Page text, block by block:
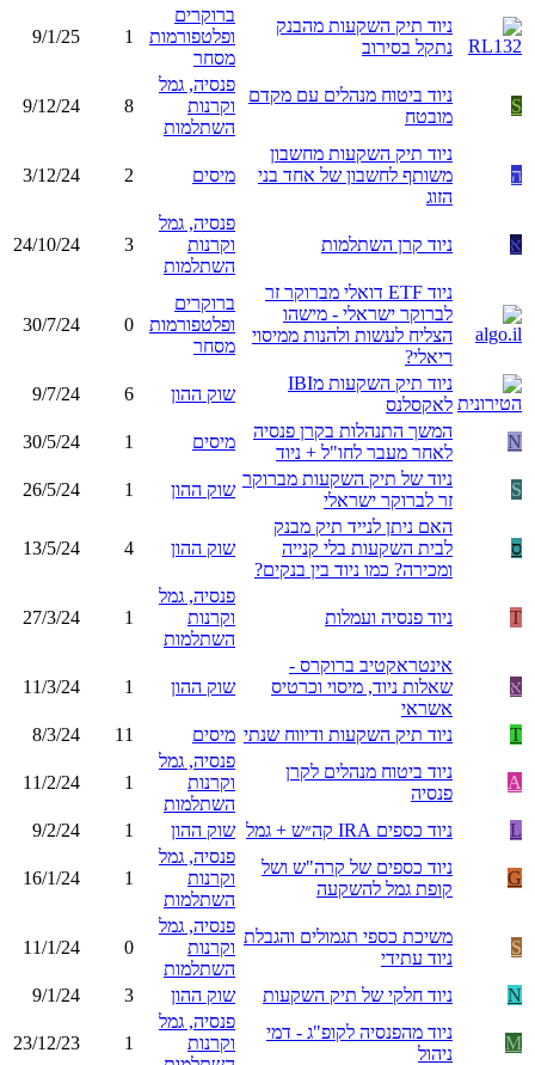
ניוד תיק השקעות מהבנק
נתקל בסירוב
ברוקרים
ופלטפורמות
מסחר
1
9/1/25
S
ניוד ביטוח מנהלים עם מקדם
מובטח
פנסיה, גמל
וקרנות
השתלמות
8
9/12/24
ה
ניוד תיק השקעות מחשבון
משותף לחשבון של אחד בני
הזוג
מיסים 2
3/12/24
א ניוד קרן השתלמות
פנסיה, גמל
וקרנות
השתלמות
3
24/10/24
ניוד ETF דואלי מברוקר זר
לברוקר ישראלי - מישהו
הצליח לעשות ולהנות ממיסוי
ריאלי?
ברוקרים
ופלטפורמות
מסחר
0
30/7/24
ניוד תיק השקעות מIBI
לאקסלנס
שוק ההון 6
9/7/24
N
המשך התנהלות בקרן פנסיה
לאחר מעבר לחו"ל + ניוד
מיסים 1
30/5/24
S
ניוד של תיק השקעות מברוקר
זר לברוקר ישראלי
שוק ההון 1
26/5/24
ס
האם ניתן לנייד תיק מבנק
לבית השקעות בלי קנייה
ומכירה? כמו ניוד בין בנקים?
שוק ההון 4
13/5/24
T ניוד פנסיה ועמלות
פנסיה, גמל
וקרנות
השתלמות
1
27/3/24
א
אינטראקטיב ברוקרס -
שאלות ניוד, מיסוי וכרטיס
אשראי
שוק ההון 1
11/3/24
T ניוד תיק השקעות ודיווח שנתי מיסים 11
8/3/24
A
ניוד ביטוח מנהלים לקרן
פנסיה
פנסיה, גמל
וקרנות
השתלמות
1
11/2/24
L ניוד כספים IRA קה״ש + גמל שוק ההון 1
9/2/24
G
ניוד כספים של קרה"ש ושל
קופת גמל להשקעה
פנסיה, גמל
וקרנות
השתלמות
1
16/1/24
S
משיכת כספי תגמולים והגבלת
ניוד עתידי
פנסיה, גמל
וקרנות
השתלמות
0
11/1/24
N ניוד חלקי של תיק השקעות שוק ההון 3
9/1/24
M
ניוד מהפנסיה לקופ"ג - דמי
ניהול
פנסיה, גמל
וקרנות
1
23/12/23